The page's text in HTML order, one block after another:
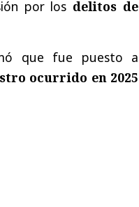
por los delitos de
que fue puesto a
ocurrido en 2025